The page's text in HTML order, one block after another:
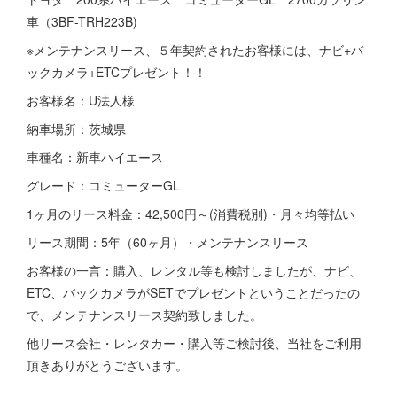
車（3BF-TRH223B)
※メンテナンスリース、５年契約されたお客様には、ナビ+バ
ックカメラ+ETCプレゼント！！
お客様名：U法人様
納車場所：茨城県
車種名：新車ハイエース
グレード：コミューターGL
1ヶ月のリース料金：42,500円～(消費税別)・月々均等払い
リース期間：5年（60ヶ月）・メンテナンスリース
お客様の一言：購入、レンタル等も検討しましたが、ナビ、
ETC、バックカメラがSETでプレゼントということだったの
で、メンテナンスリース契約致しました。
他リース会社・レンタカー・購入等ご検討後、当社をご利用
頂きありがとうございます。